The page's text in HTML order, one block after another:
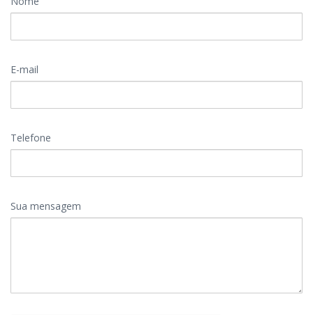
E-mail
Telefone
Sua mensagem